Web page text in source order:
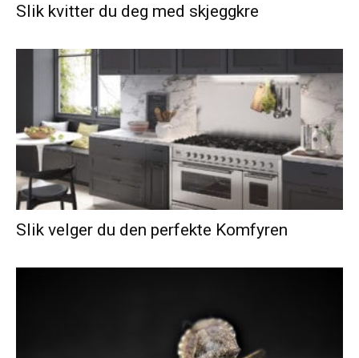
Slik kvitter du deg med skjeggkre
Slik velger du den perfekte Komfyren